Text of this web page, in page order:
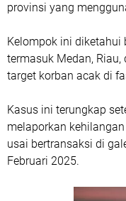
provinsi yang
Kelompok ini diketahui
termasuk Medan, Riau,
target korban acak di
Kasus ini terungkap
melaporkan
usai bertransaksi di
Februari 2025.